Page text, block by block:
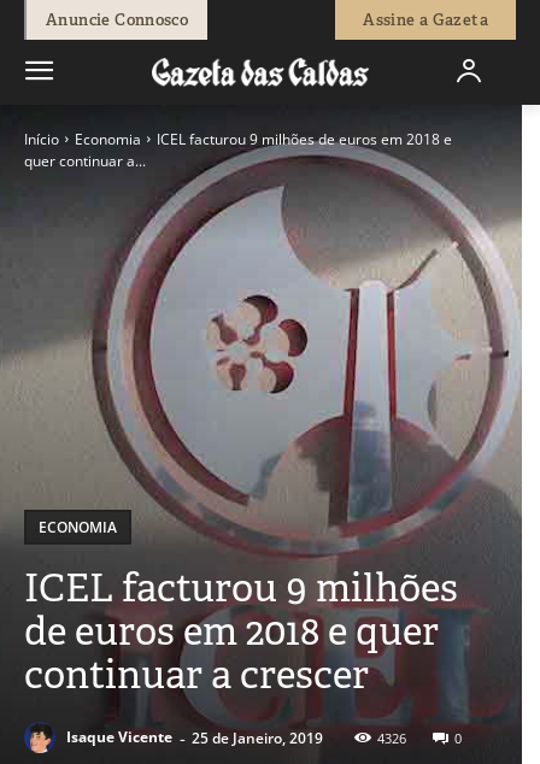
Anuncie Connosco Assine a Gazeta
Início Economia
ICEL facturou 9 milhões de euros em 2018 e
quer continuar a...
ECONOMIA
ICEL facturou 9 milhões
de euros em 2018 e quer
continuar a crescer
Isaque Vicente - 25 de Janeiro, 2019 4326 0